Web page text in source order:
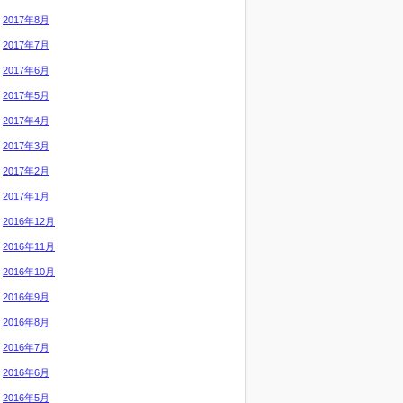
2017年8月
2017年7月
2017年6月
2017年5月
2017年4月
2017年3月
2017年2月
2017年1月
2016年12月
2016年11月
2016年10月
2016年9月
2016年8月
2016年7月
2016年6月
2016年5月